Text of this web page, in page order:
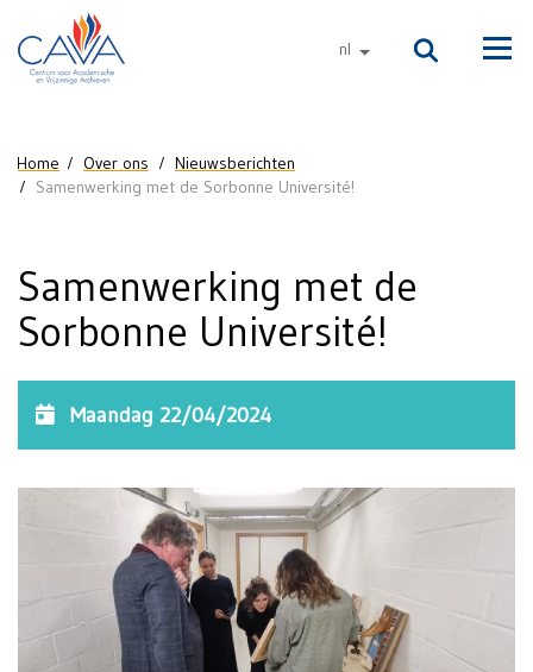
Naar de inhoud
nl andere talen
U bent hier
Home Over ons
Nieuwsberichten
Samenwerking met de Sorbonne Université!
Samenwerking met de
Sorbonne Université!
Maandag 22/04/2024